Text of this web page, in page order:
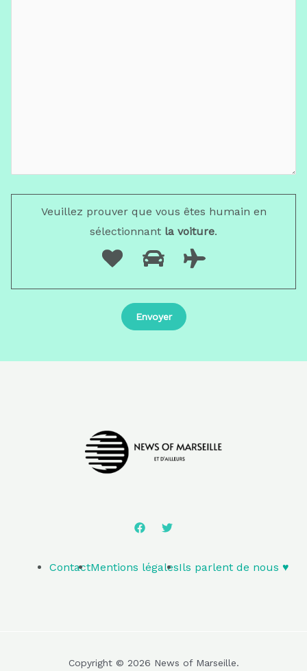
Veuillez prouver que vous êtes humain en
sélectionnant la voiture.
ContactMentions légalesIls parlent de nous ♥️
Copyright © 2026 News of Marseille.